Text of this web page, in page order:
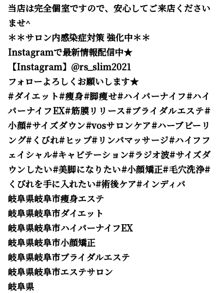
当店は完全個室ですので、安心してご来店ください
ませ^
＊＊サロン内感染症対策 強化中＊＊
Instagramで最新情報配信中★
【Instagram】@rs_slim2021
フォローよろしくお願いします★
#ダイエット#痩身#脚痩せ#ハイパーナイフ#ハイ
パーナイフEX#筋膜リリース#ブライダルエステ#
小顔#サイズダウン#vosサロンケア#ハーブピーリ
ング#くびれ#ヒップ#リンパマッサージ#ハイフフ
ェイシャル#キャビテーション#ラジオ波#サイズダ
ウンしたい#美脚になりたい#小顔矯正#毛穴洗浄#
くびれを手に入れたい#術後ケア#インディバ
岐阜県岐阜市痩身エステ
岐阜県岐阜市ダイエット
岐阜県岐阜市ハイパーナイフEX
岐阜県岐阜市小顔矯正
岐阜県岐阜市ブライダルエステ
岐阜県岐阜市エステサロン
岐阜県